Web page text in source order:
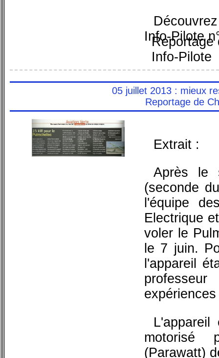
Info-Pilote
Info-Pilote
05 juillet 2013 : mieux
Reportage de
Extrait :
Après le
(seconde
l'équipe
Electrique
voler le
le 7 juin.
l'appareil
motorisé
(Parawatt)